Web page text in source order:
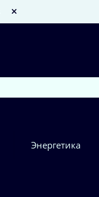
Энергетика